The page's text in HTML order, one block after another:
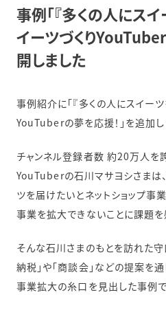
事例「『多くの人にス
イーツづくり
開しました
事例紹介に「『多くの人にスイー
YouTuberの夢を応援！」を追加し
チャンネル登録者数 約20万人を
YouTuberの石川マサヨシさまは
ツを届けたいとネットショップ事
事業を拡大できないことに課題を
そんな石川さまのもとを訪れた守
納税」や「商談会」などの提案を
事業拡大の糸口を見出した事例で